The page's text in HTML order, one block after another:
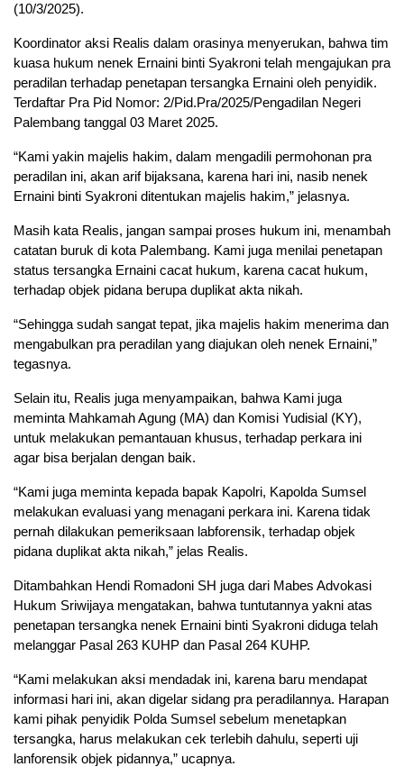
(10/3/2025).
Koordinator aksi Realis dalam orasinya menyerukan, bahwa tim
kuasa hukum nenek Ernaini binti Syakroni telah mengajukan pra
peradilan terhadap penetapan tersangka Ernaini oleh penyidik.
Terdaftar Pra Pid Nomor: 2/Pid.Pra/2025/Pengadilan Negeri
Palembang tanggal 03 Maret 2025.
“Kami yakin majelis hakim, dalam mengadili permohonan pra
peradilan ini, akan arif bijaksana, karena hari ini, nasib nenek
Ernaini binti Syakroni ditentukan majelis hakim,” jelasnya.
Masih kata Realis, jangan sampai proses hukum ini, menambah
catatan buruk di kota Palembang. Kami juga menilai penetapan
status tersangka Ernaini cacat hukum, karena cacat hukum,
terhadap objek pidana berupa duplikat akta nikah.
“Sehingga sudah sangat tepat, jika majelis hakim menerima dan
mengabulkan pra peradilan yang diajukan oleh nenek Ernaini,”
tegasnya.
Selain itu, Realis juga menyampaikan, bahwa Kami juga
meminta Mahkamah Agung (MA) dan Komisi Yudisial (KY),
untuk melakukan pemantauan khusus, terhadap perkara ini
agar bisa berjalan dengan baik.
“Kami juga meminta kepada bapak Kapolri, Kapolda Sumsel
melakukan evaluasi yang menagani perkara ini. Karena tidak
pernah dilakukan pemeriksaan labforensik, terhadap objek
pidana duplikat akta nikah,” jelas Realis.
Ditambahkan Hendi Romadoni SH juga dari Mabes Advokasi
Hukum Sriwijaya mengatakan, bahwa tuntutannya yakni atas
penetapan tersangka nenek Ernaini binti Syakroni diduga telah
melanggar Pasal 263 KUHP dan Pasal 264 KUHP.
“Kami melakukan aksi mendadak ini, karena baru mendapat
informasi hari ini, akan digelar sidang pra peradilannya. Harapan
kami pihak penyidik Polda Sumsel sebelum menetapkan
tersangka, harus melakukan cek terlebih dahulu, seperti uji
lanforensik objek pidannya,” ucapnya.